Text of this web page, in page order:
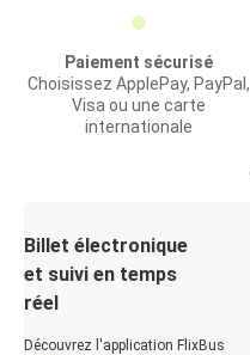
Paiement sécurisé
Choisissez ApplePay, PayPal,
Visa ou une carte
internationale
Billet électronique
et suivi en temps
réel
Découvrez l'application FlixBus